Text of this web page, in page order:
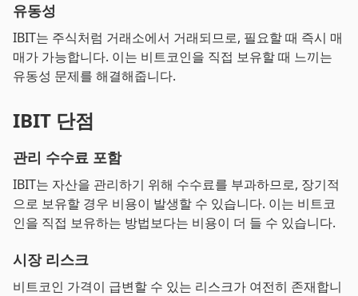
유동성
IBIT는 주식처럼 거래소에서 거래되므로, 필요할 때 즉시 매
매가 가능합니다. 이는 비트코인을 직접 보유할 때 느끼는
유동성 문제를 해결해줍니다.
IBIT 단점
관리 수수료 포함
IBIT는 자산을 관리하기 위해 수수료를 부과하므로, 장기적
으로 보유할 경우 비용이 발생할 수 있습니다. 이는 비트코
인을 직접 보유하는 방법보다는 비용이 더 들 수 있습니다.
시장 리스크
비트코인 가격이 급변할 수 있는 리스크가 여전히 존재합니